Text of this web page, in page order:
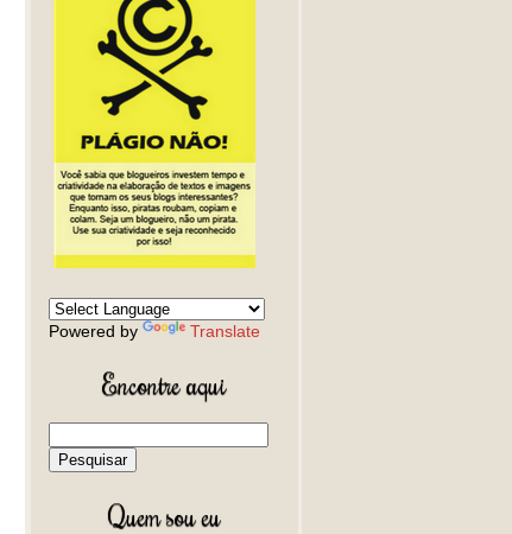
Powered by Translate
Encontre aqui
Quem sou eu